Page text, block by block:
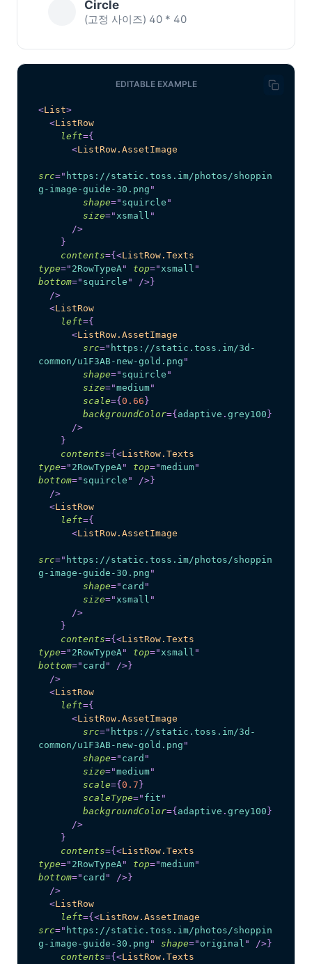
Circle
(고정 사이즈) 40 * 40
EDITABLE EXAMPLE
<List>
<ListRow
left={
<ListRow.AssetImage
src=" https://static.toss.im/photos/shoppin
g-image-guide-30.png "
shape=" squircle "
size="xsmall "
/>
}
contents={ <ListRow.Texts
type=" 2RowTypeA" top="xsmall "
bottom=" squircle " /> }
/>
<ListRow
left={
<ListRow.AssetImage
src=" https://static.toss.im/3d-
common/u1F3AB-new-gold.png "
shape=" squircle "
size="medium"
scale={ 0.66 }
backgroundColor={ adaptive . grey100 }
/>
}
contents={ <ListRow.Texts
type=" 2RowTypeA" top="medium"
bottom=" squircle " /> }
/>
<ListRow
left={
<ListRow.AssetImage
src=" https://static.toss.im/photos/shoppin
g-image-guide-30.png "
shape=" card "
size="xsmall "
/>
}
contents={ <ListRow.Texts
type=" 2RowTypeA" top="xsmall "
bottom=" card " /> }
/>
<ListRow
left={
<ListRow.AssetImage
src=" https://static.toss.im/3d-
common/u1F3AB-new-gold.png "
shape=" card "
size="medium"
scale={ 0.7 }
scaleType=" fit "
backgroundColor={ adaptive . grey100 }
/>
}
contents={ <ListRow.Texts
type=" 2RowTypeA" top="medium"
bottom=" card " /> }
/>
<ListRow
left={ <ListRow.AssetImage
src=" https://static.toss.im/photos/shoppin
g-image-guide-30.png " shape=" original " /> }
contents={ <ListRow.Texts